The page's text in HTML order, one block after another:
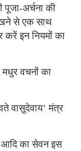
पूजा-अर्चना की
से एक साथ
करें इन नियमों का
मधुर वचनों का
वासुदेवाय’ मंत्र
आदि का सेवन इस